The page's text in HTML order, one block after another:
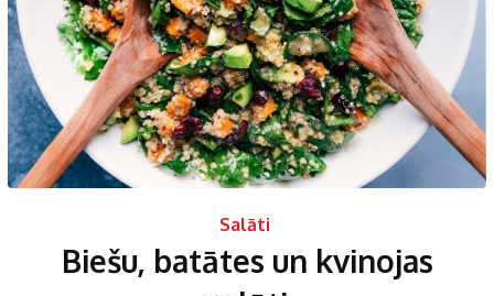
Salāti
Biešu, batātes un kvinojas